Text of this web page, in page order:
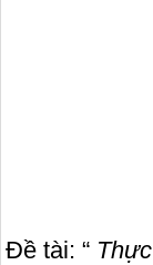
Đề tài: “